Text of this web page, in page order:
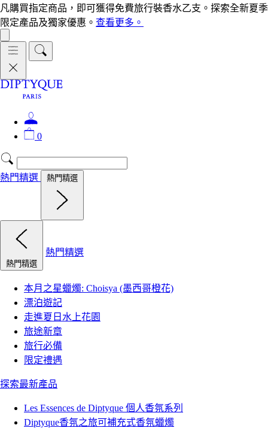
凡購買指定商品，即可獲得免費旅行裝香水乙支。探索全新夏季
限定產品及獨家優惠。 查看更多。
0
熱門精選 熱門精選
熱門精選
熱門精選
本月之星蠟燭: Choisya (墨西哥橙花)
漂泊遊記
走進夏日水上花園
旅途新章
旅行必備
限定禮遇
探索最新產品
Les Essences de Diptyque 個人香氛系列
Diptyque香氛之旅可補充式香氛蠟燭